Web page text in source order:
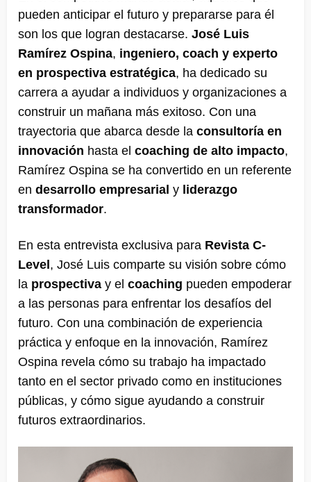
pueden anticipar el futuro y prepararse para él
son los que logran destacarse. José Luis
Ramírez Ospina, ingeniero, coach y experto
en prospectiva estratégica, ha dedicado su
carrera a ayudar a individuos y organizaciones a
construir un mañana más exitoso. Con una
trayectoria que abarca desde la consultoría en
innovación hasta el coaching de alto impacto,
Ramírez Ospina se ha convertido en un referente
en desarrollo empresarial y liderazgo
transformador.
En esta entrevista exclusiva para Revista C-
Level , José Luis comparte su visión sobre cómo
la prospectiva y el coaching pueden empoderar
a las personas para enfrentar los desafíos del
futuro. Con una combinación de experiencia
práctica y enfoque en la innovación, Ramírez
Ospina revela cómo su trabajo ha impactado
tanto en el sector privado como en instituciones
públicas, y cómo sigue ayudando a construir
futuros extraordinarios.